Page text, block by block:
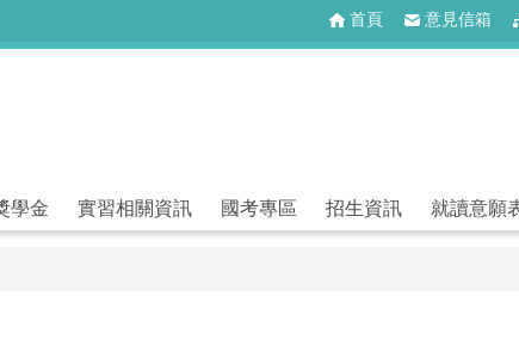
首頁 意見信箱
學金 實習相關資訊 國考專區 招生資訊 就讀意願